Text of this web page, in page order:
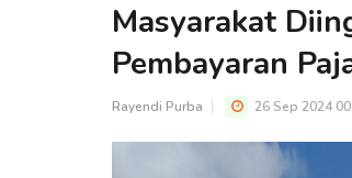
Masyarakat
Pembayaran
Rayendi Purba 26 Sep 2024